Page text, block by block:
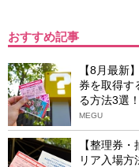
おすすめ記事
【8月最新
券を取得す
る方法3選！
MEGU
【整理券
リア入場方